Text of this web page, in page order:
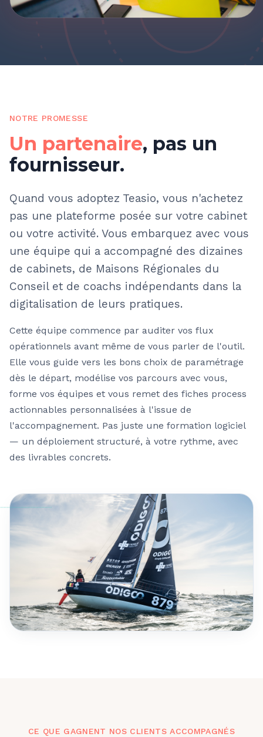
NOTRE PROMESSE
Un partenaire, pas un
fournisseur.
Quand vous adoptez Teasio, vous n'achetez
pas une plateforme posée sur votre cabinet
ou votre activité. Vous embarquez avec vous
une équipe qui a accompagné des dizaines
de cabinets, de Maisons Régionales du
Conseil et de coachs indépendants dans la
digitalisation de leurs pratiques.
Cette équipe commence par auditer vos flux
opérationnels avant même de vous parler de l'outil.
Elle vous guide vers les bons choix de paramétrage
dès le départ, modélise vos parcours avec vous,
forme vos équipes et vous remet des fiches process
actionnables personnalisées à l'issue de
l'accompagnement. Pas juste une formation logiciel
— un déploiement structuré, à votre rythme, avec
des livrables concrets.
CE QUE GAGNENT NOS CLIENTS ACCOMPAGNÉS